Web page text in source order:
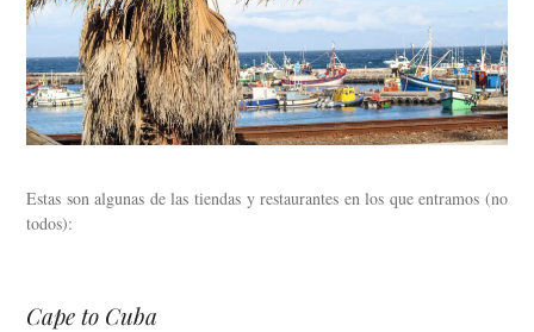
Estas son algunas de las tiendas y restaurantes en los que entramos (no
todos):
Cape to Cuba